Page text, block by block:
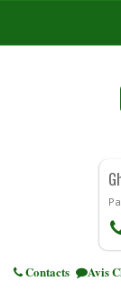
Contacts Avis